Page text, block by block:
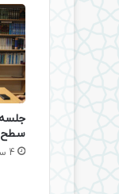
سطح
4 ساعت پیش